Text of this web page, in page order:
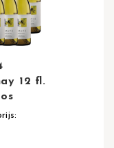
12 fl.